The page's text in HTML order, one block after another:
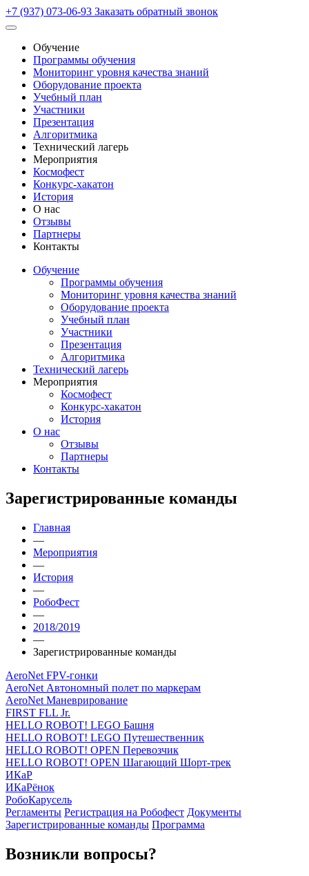
+7 (937) 073-06-93 Заказать обратный звонок
Обучение
Программы обучения
Мониторинг уровня качества знаний
Оборудование проекта
Учебный план
Участники
Презентация
Алгоритмика
Технический лагерь
Мероприятия
Космофест
Конкурс-хакатон
История
О нас
Отзывы
Партнеры
Контакты
Обучение
Программы обучения
Мониторинг уровня качества знаний
Оборудование проекта
Учебный план
Участники
Презентация
Алгоритмика
Технический лагерь
Мероприятия
Космофест
Конкурс-хакатон
История
О нас
Отзывы
Партнеры
Контакты
Зарегистрированные команды
Главная
—
Мероприятия
—
История
—
РобоФест
—
2018/2019
—
Зарегистрированные команды
AeroNet FPV-гонки
AeroNet Автономный полет по маркерам
AeroNet Маневрирование
FIRST FLL Jr.
HELLO ROBOT! LEGO Башня
HELLO ROBOT! LEGO Путешественник
HELLO ROBOT! OPEN Перевозчик
HELLO ROBOT! OPEN Шагающий Шорт-трек
ИКаР
ИКаРёнок
РобоКарусель
Регламенты Регистрация на Робофест Документы
Зарегистрированные команды Программа
Возникли вопросы?